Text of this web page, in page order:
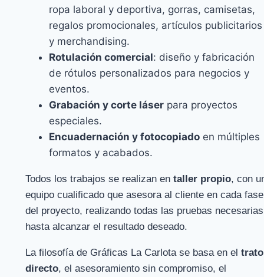
ropa laboral y deportiva, gorras, camisetas,
regalos promocionales, artículos publicitarios
y merchandising.
Rotulación comercial: diseño y fabricación
de rótulos personalizados para negocios y
eventos.
Grabación y corte láser para proyectos
especiales.
Encuadernación y fotocopiado en múltiples
formatos y acabados.
Todos los trabajos se realizan en taller propio, con
equipo cualificado que asesora al cliente en cada fase
del proyecto, realizando todas las pruebas necesarias
hasta alcanzar el resultado deseado.
La filosofía de Gráficas La Carlota se basa en el trato
directo, el asesoramiento sin compromiso, el